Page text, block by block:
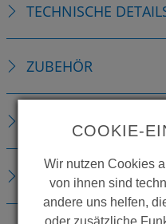
TECHNISCHE
ZUBEHÖR
ERSATZTEILE
DOWNLOADS
COOKIE-
Wir nutzen Cookies
von ihnen sind
andere uns helfen,
oder zusätzliche